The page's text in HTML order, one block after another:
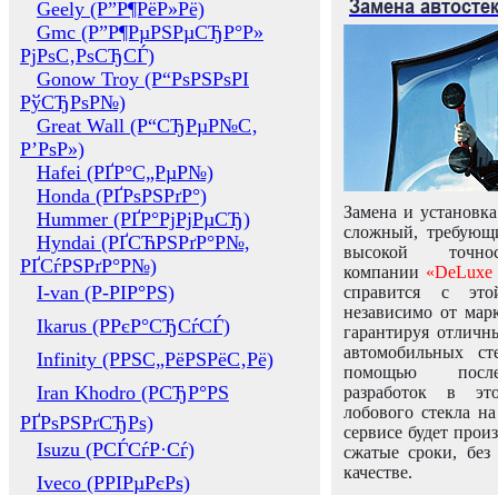
Geely (Р”Р¶РёР»Рё)
Gmc (Р”Р¶РµРЅРµСЂР°Р»
РјРѕС‚РѕСЂСЃ)
Gonow Troy (Р“РѕРЅРѕРІ
РўСЂРѕР№)
Great Wall (Р“СЂРµР№С‚
Р’РѕР»)
Hafei (РҐР°С„РµР№)
Honda (РҐРѕРЅРґР°)
Hummer (РҐР°РјРјРµСЂ)
Hyndai (РҐСЋРЅРґР°Р№,
РҐСѓРЅРґР°Р№)
I-van (Р-РІР°РЅ)
Ikarus (РРєР°СЂСѓСЃ)
Infinity (РРЅС„РёРЅРёС‚Рё)
Iran Khodro (РСЂР°РЅ
РҐРѕРЅРґСЂРѕ)
Isuzu (РСЃСѓР·Сѓ)
Iveco (РРІРµРєРѕ)
Замена
Замена и
сложный,
высокой
компании «DeLuxe
справится с
независимо от
гарантируя
автомобильных
помощью
разработок в
лобового стекла
сервисе будет
сжатые сроки,
качестве.